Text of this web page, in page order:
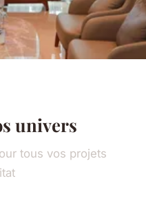
univers
tous vos projets